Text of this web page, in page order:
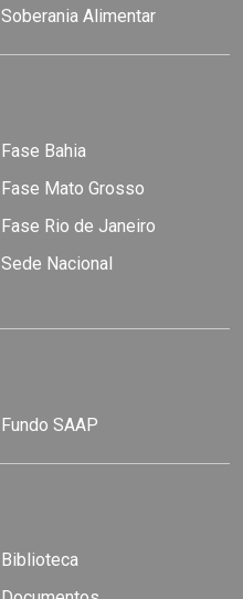
Soberania Alimentar
Fase Bahia
Fase Mato Grosso
Fase Rio de Janeiro
Sede Nacional
Fundo SAAP
Biblioteca